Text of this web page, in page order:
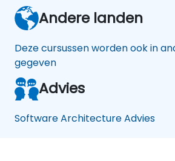
Andere landen
Deze cursussen worden ook in
gegeven
Advies
Software Architecture Advies